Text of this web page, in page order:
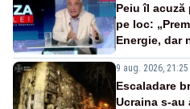
Peiu îl acuză
pe loc:
Energie, dar
9 aug. 2026, 21:25
Escaladare
Ucraina s-au